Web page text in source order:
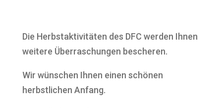
Die Herbstaktivitäten des DFC werden Ihnen
weitere Überraschungen bescheren.
Wir wünschen Ihnen einen schönen
herbstlichen Anfang.